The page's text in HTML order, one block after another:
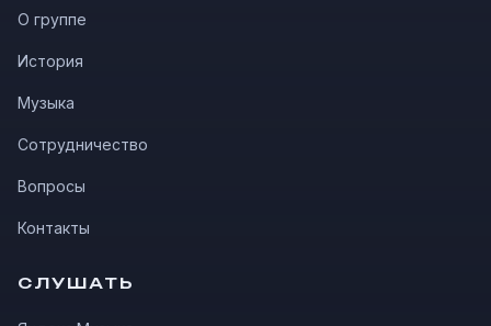
О группе
История
Музыка
Сотрудничество
Вопросы
Контакты
СЛУШАТЬ